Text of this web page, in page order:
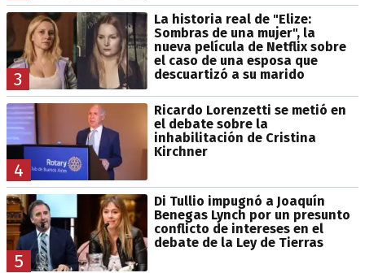
3
La historia real de "Elize:
Sombras de una mujer", la
nueva película de Netflix sobre
el caso de una esposa que
descuartizó a su marido
4
Ricardo Lorenzetti se metió en
el debate sobre la
inhabilitación de Cristina
Kirchner
5
Di Tullio impugnó a Joaquín
Benegas Lynch por un presunto
conflicto de intereses en el
debate de la Ley de Tierras